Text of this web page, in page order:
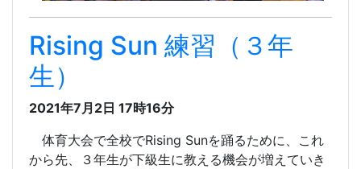
Rising Sun 練習（３年
生）
2021年7月2日 17時16分
体育大会で全校でRising Sunを踊るために、これ
から先、３年生が下級生に教える機会が増えていき